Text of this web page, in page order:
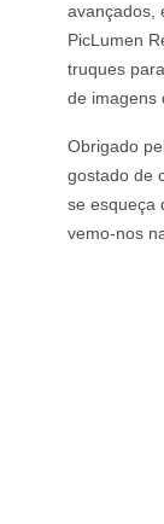
avançados,
PicLumen
truques
de imagens
Obrigado
gostado de
se esqueça
vemo-nos